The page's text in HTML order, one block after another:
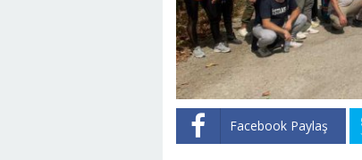
Facebook Paylaş